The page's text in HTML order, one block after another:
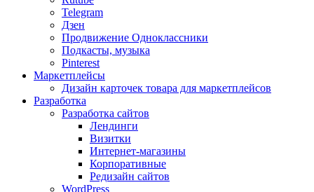
Telegram
Дзен
Продвижение Одноклассники
Подкасты, музыка
Pinterest
Маркетплейсы
Дизайн карточек товара для маркетплейсов
Разработка
Разработка сайтов
Лендинги
Визитки
Интернет-магазины
Корпоративные
Редизайн сайтов
WordPress